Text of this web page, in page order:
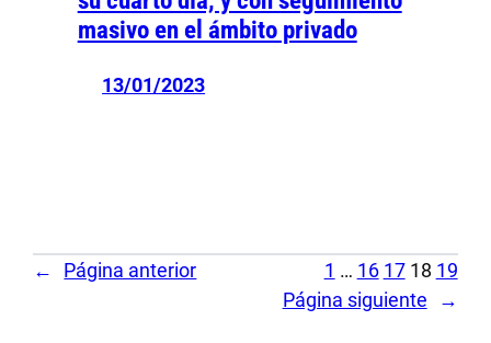
masivo en el ámbito privado
13/01/2023
← Página anterior 1 … 16 17 18 19
Página siguiente
→